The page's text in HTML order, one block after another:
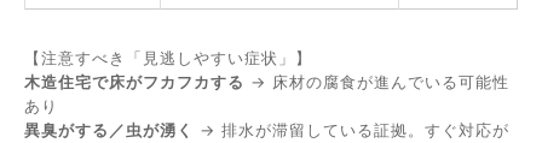
【注意すべき「見逃しやすい症状」】
木造住宅で床がフカフカする → 床材の腐食が進んでいる可能性
あり
異臭がする／虫が湧く
→ 排水が滞留している証拠。すぐ対応が